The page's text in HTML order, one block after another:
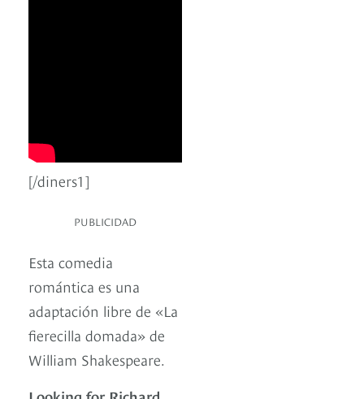
[/diners1]
PUBLICIDAD
Esta comedia
romántica es una
adaptación libre de «La
fierecilla domada» de
William Shakespeare.